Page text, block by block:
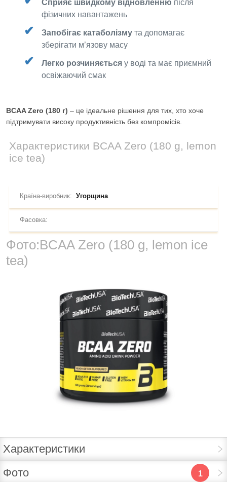
Сприяє швидкому відновленню після
фізичних навантажень
Запобігає катаболізму та допомагає
зберігати м’язову масу
Легко розчиняється у воді та має приємний
освіжаючий смак
BCAA Zero (180 г) – це ідеальне рішення для тих, хто хоче
підтримувати високу продуктивність без компромісів.
Характеристики BCAA Zero (180 g, lemon
ice tea)
Країна-виробник: Угорщина
Фасовка:
Фото:BCAA Zero (180 g, lemon ice
tea)
Характеристики
Фото
1